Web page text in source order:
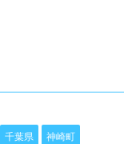
千葉県 神崎町